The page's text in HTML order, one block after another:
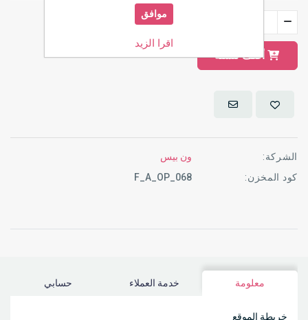
أضف للسلة
الشركة:
ون بيس
كود المخزن:
F_A_OP_068
معلومة خدمة العملاء حسابي
خريطة الموقع
موافق
اقرا الزيد